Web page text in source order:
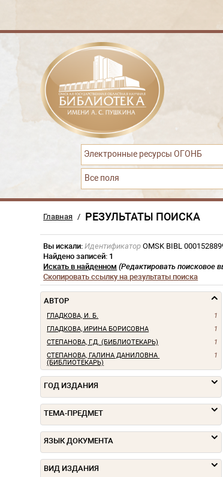
Электронные ресурсы ОГОНБ
Все поля
Главная / РЕЗУЛЬТАТЫ ПОИСКА
Вы искали: Идентификатор OMSK BIBL
Найдено записей: 1
Искать в найденном (Редактировать поисковое
Скопировать ссылку на результаты поиска
АВТОР
ГЛАДКОВА, И. Б.
1
ГЛАДКОВА, ИРИНА БОРИСОВНА
1
СТЕПАНОВА, Г.Д. (БИБЛИОТЕКАРЬ)
1
СТЕПАНОВА, ГАЛИНА ДАНИЛОВНА
(БИБЛИОТЕКАРЬ)
1
ГОД ИЗДАНИЯ
ТЕМА-ПРЕДМЕТ
ЯЗЫК ДОКУМЕНТА
ВИД ИЗДАНИЯ